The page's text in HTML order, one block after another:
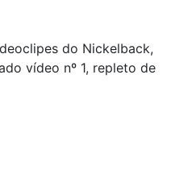
do Nickelback,
vídeo nº 1, repleto de